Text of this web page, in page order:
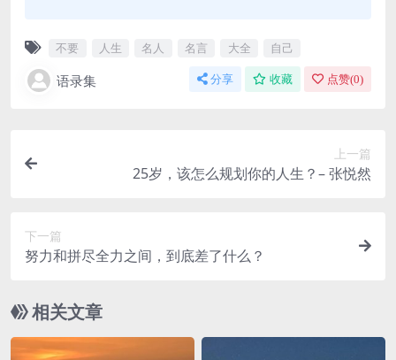
不要 人生 名人 名言 大全 自己
语录集 分享 收藏 点赞(0)
上一篇
25岁，该怎么规划你的人生？– 张悦然
下一篇
努力和拼尽全力之间，到底差了什么？
相关文章